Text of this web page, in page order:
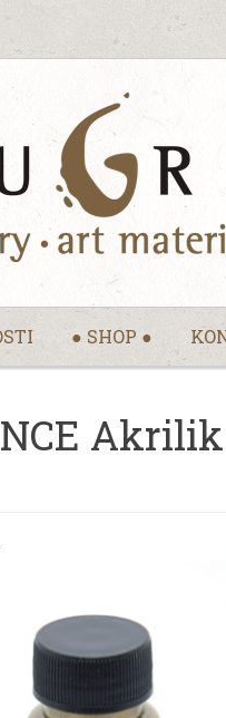
● SHOP ●
Akrilik